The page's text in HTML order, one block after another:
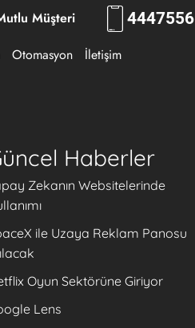
Müşteri 4447556
Otomasyon İletişim
Haberler
Zekanın Websitelerinde
ile Uzaya Reklam Panosu
Oyun Sektörüne Giriyor
Lens